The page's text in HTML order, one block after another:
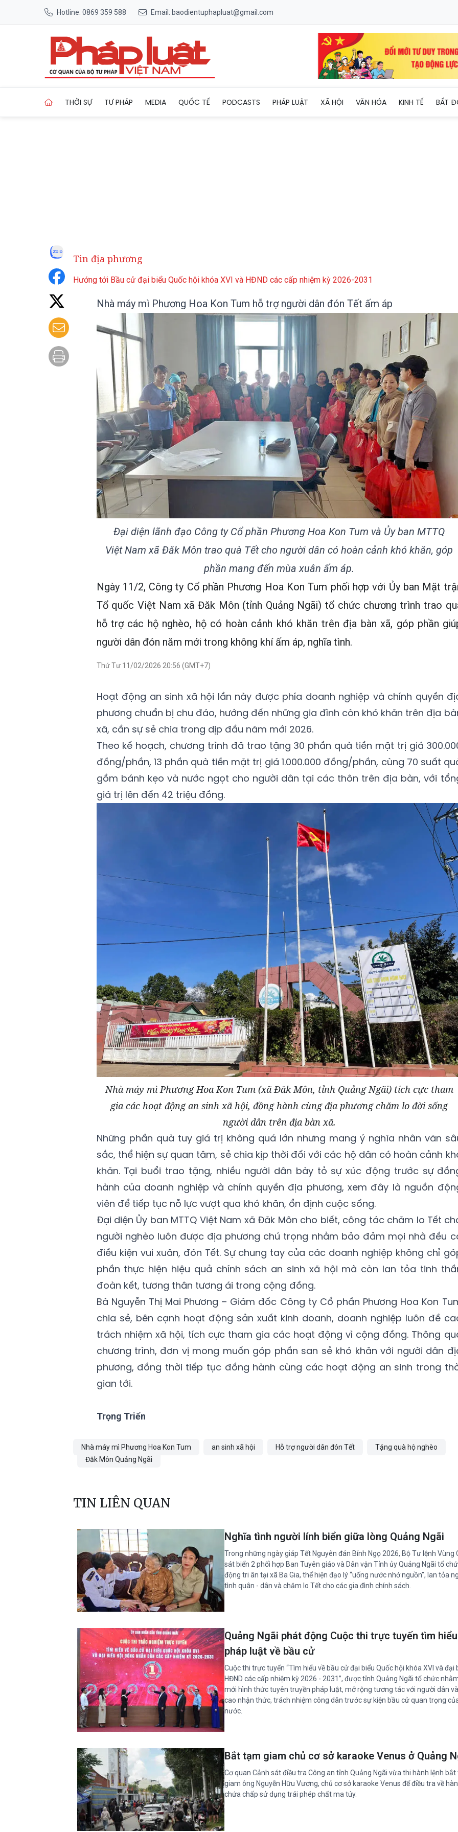
Hotline: 0869 359 588 Email: baodientuphapluat@gmail.com
THỜI SỰ TƯ PHÁP MEDIA QUỐC TẾ PODCASTS PHÁP LUẬT XÃ HỘI VĂN HÓA KINH TẾ BẤT
Tin địa phương
Hướng tới Bầu cử đại biểu Quốc hội khóa XVI và HĐND các cấp nhiệm kỳ 2026-2031
Nhà máy mì Phương Hoa Kon Tum hỗ trợ người dân đón Tết ấm áp
Đại diện lãnh đạo Công ty Cổ phần Phương Hoa Kon Tum và Ủy ban MTTQ
Việt Nam xã Đăk Môn trao quà Tết cho người dân có hoàn cảnh khó khăn, góp
phần mang đến mùa xuân ấm áp.
Ngày 11/2, Công ty Cổ phần Phương Hoa Kon Tum phối hợp với Ủy ban Mặt
Tổ quốc Việt Nam xã Đăk Môn (tỉnh Quảng Ngãi) tổ chức chương trình trao
hỗ trợ các hộ nghèo, hộ có hoàn cảnh khó khăn trên địa bàn xã, góp phần
người dân đón năm mới trong không khí ấm áp, nghĩa tình.
Thứ Tư 11/02/2026 20:56 (GMT+7)
Hoạt động an sinh xã hội lần này được phía doanh nghiệp và chính quyền
phương chuẩn bị chu đáo, hướng đến những gia đình còn khó khăn trên địa
xã, cần sự sẻ chia trong dịp đầu năm mới 2026.
Theo kế hoạch, chương trình đã trao tặng 30 phần quà tiền mặt trị giá
đồng/phần, 13 phần quà tiền mặt trị giá 1.000.000 đồng/phần, cùng 70 suất
gồm bánh kẹo và nước ngọt cho người dân tại các thôn trên địa bàn, với
giá trị lên đến 42 triệu đồng.
Nhà máy mì Phương Hoa Kon Tum (xã Đăk Môn, tỉnh Quảng Ngãi) tích cực tham
gia các hoạt động an sinh xã hội, đồng hành cùng địa phương chăm lo đời sống
người dân trên địa bàn xã.
Những phần quà tuy giá trị không quá lớn nhưng mang ý nghĩa nhân văn
sắc, thể hiện sự quan tâm, sẻ chia kịp thời đối với các hộ dân có hoàn cảnh
khăn. Tại buổi trao tặng, nhiều người dân bày tỏ sự xúc động trước sự
hành của doanh nghiệp và chính quyền địa phương, xem đây là nguồn
viên để tiếp tục nỗ lực vượt qua khó khăn, ổn định cuộc sống.
Đại diện Ủy ban MTTQ Việt Nam xã Đăk Môn cho biết, công tác chăm lo Tết
người nghèo luôn được địa phương chú trọng nhằm bảo đảm mọi nhà đều
điều kiện vui xuân, đón Tết. Sự chung tay của các doanh nghiệp không chỉ
phần thực hiện hiệu quả chính sách an sinh xã hội mà còn lan tỏa tinh
đoàn kết, tương thân tương ái trong cộng đồng.
Bà Nguyễn Thị Mai Phương – Giám đốc Công ty Cổ phần Phương Hoa Kon
chia sẻ, bên cạnh hoạt động sản xuất kinh doanh, doanh nghiệp luôn đề
trách nhiệm xã hội, tích cực tham gia các hoạt động vì cộng đồng. Thông
chương trình, đơn vị mong muốn góp phần san sẻ khó khăn với người dân
phương, đồng thời tiếp tục đồng hành cùng các hoạt động an sinh trong
gian tới.
Trọng Triển
Nhà máy mì Phương Hoa Kon Tum an sinh xã hội Hỗ trợ người dân đón Tết
Tặng quà hộ nghèo
Đăk Môn Quảng Ngãi
TIN LIÊN QUAN
Nghĩa tình người lính biển giữa lòng Quảng Ngãi
Trong những ngày giáp Tết Nguyên đán Bính Ngọ 2026, Bộ Tư lệnh Vùng
sát biển 2 phối hợp Ban Tuyên giáo và Dân vận Tỉnh ủy Quảng Ngãi tổ
động tri ân tại xã Ba Gia, thể hiện đạo lý “uống nước nhớ nguồn”, lan tỏa
tình quân - dân và chăm lo Tết cho các gia đình chính sách.
Quảng Ngãi phát động Cuộc thi trực tuyến tìm hiểu
pháp luật về bầu cử
Cuộc thi trực tuyến “Tìm hiểu về bầu cử đại biểu Quốc hội khóa XVI và đại
HĐND các cấp nhiệm kỳ 2026 - 2031”, được tỉnh Quảng Ngãi tổ chức
mới hình thức tuyên truyền pháp luật, mở rộng tương tác với người dân
cao nhận thức, trách nhiệm công dân trước sự kiện bầu cử quan trọng
nước.
Bắt tạm giam chủ cơ sở karaoke Venus ở Quảng
Cơ quan Cảnh sát điều tra Công an tỉnh Quảng Ngãi vừa thi hành lệnh bắt
giam ông Nguyễn Hữu Vương, chủ cơ sở karaoke Venus để điều tra về
chứa chấp sử dụng trái phép chất ma túy.